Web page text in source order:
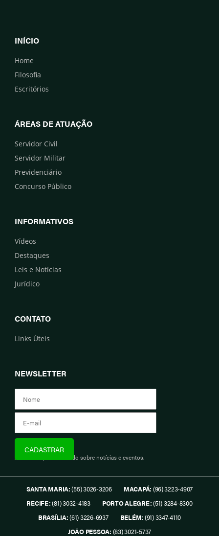
INÍCIO
Home
Filosofia
Escritórios
ÁREAS DE ATUAÇÃO
Servidor Civil
Servidor Militar
Previdenciário
Concurso Público
INFORMATIVOS
Vídeos
Destaques
Leis e Notícias
Jurídico
CONTATO
Links Úteis
NEWSLETTER
Assine e fique informado sobre notícias e eventos.
SANTA MARIA:(55) 3026-3206 MACAPÁ: (96) 3223-4907
RECIFE:(81) 3032-4183 PORTO ALEGRE:(51) 3284-8300
BRASÍLIA:(61) 3226-6937 BELÉM: (91) 3347-4110
JOÃO PESSOA: (83) 3021-5737